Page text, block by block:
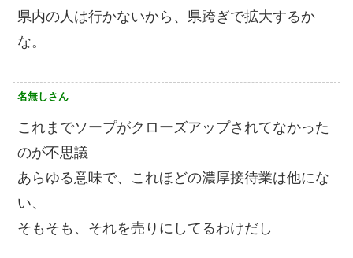
県内の人は行かないから、県跨ぎで拡大するか
な。
名無しさん
これまでソープがクローズアップされてなかった
のが不思議
あらゆる意味で、これほどの濃厚接待業は他にな
い、
そもそも、それを売りにしてるわけだし